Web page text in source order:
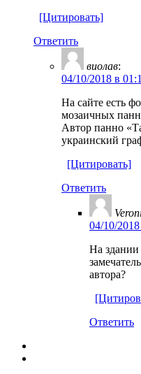
[Цитировать]
Ответить
виолав:
04/10/2018 в
На сайте есть
мозаичных
Автор панно
украинский
[Цитировать]
Ответить
04/10/
На здании
автора?
Ответить